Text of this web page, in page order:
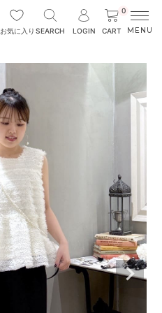
お気に入り SEARCH LOGIN
0
CART